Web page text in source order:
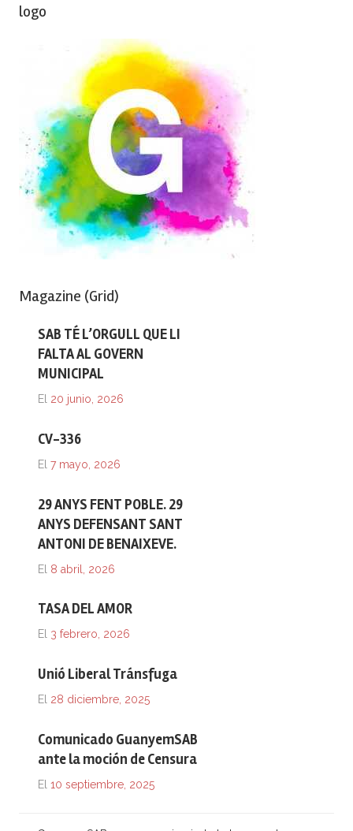
logo
Magazine (Grid)
SAB TÉ L’ORGULL QUE LI
FALTA AL GOVERN
MUNICIPAL
El 20 junio, 2026
CV-336
El 7 mayo, 2026
29 ANYS FENT POBLE. 29
ANYS DEFENSANT SANT
ANTONI DE BENAIXEVE.
El 8 abril, 2026
TASA DEL AMOR
El 3 febrero, 2026
Unió Liberal Tránsfuga
El 28 diciembre, 2025
Comunicado GuanyemSAB
ante la moción de Censura
El 10 septiembre, 2025